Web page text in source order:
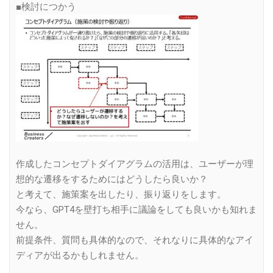
■検討につかう
作成したコンセプトダイアグラムの活用は、ユーザーが理
想的な遷移をするためにはどうしたら良いか？
と考えて、施策案を出したり、振り返りをします。
今なら、GPT4を壁打ち相手に議論をしても良いかも知れま
せん。
前提条件、質問も具体的なので、それなりに具体的なアイ
ディアが出るかもしれません。